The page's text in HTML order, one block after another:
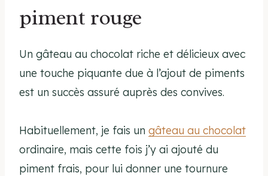
piment rouge
Un gâteau au chocolat riche et délicieux avec
une touche piquante due à l’ajout de piments
est un succès assuré auprès des convives.
Habituellement, je fais un gâteau au chocolat
ordinaire, mais cette fois j’y ai ajouté du
piment frais, pour lui donner une tournure